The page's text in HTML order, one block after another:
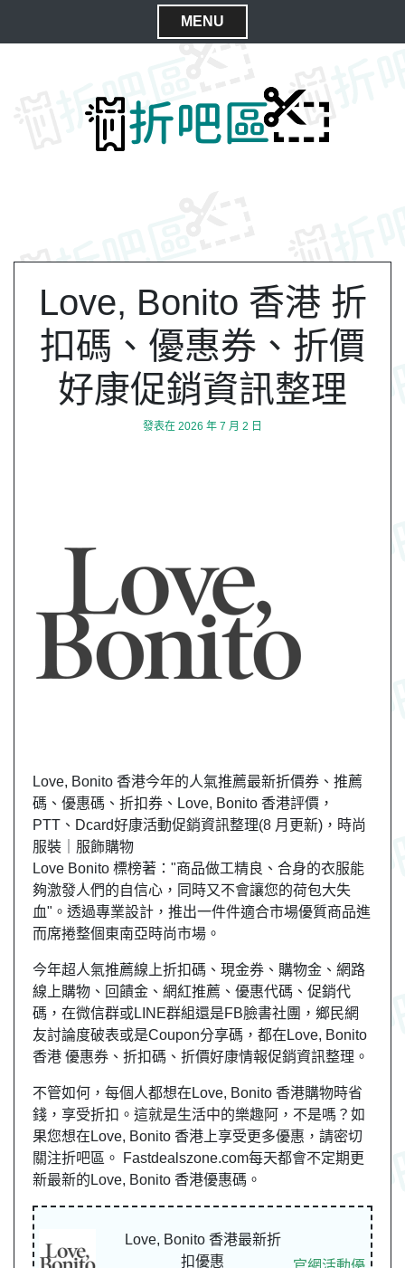
MENU
C
Love, Bonito 香港 折
扣碼、優惠券、折價
好康促銷資訊整理
發表在 2026 年 7 月 2 日
Love, Bonito 香港今年的人氣推薦最新折價券、推薦
碼、優惠碼、折扣券、Love, Bonito 香港評價，
PTT、Dcard好康活動促銷資訊整理(8 月更新)，時尚
服裝｜服飾購物
Love Bonito 標榜著："商品做工精良、合身的衣服能
夠激發人們的自信心，同時又不會讓您的荷包大失
血"。透過專業設計，推出一件件適合市場優質商品進
而席捲整個東南亞時尚市場。
今年超人氣推薦線上折扣碼、現金券、購物金、網路
線上購物、回饋金、網紅推薦、優惠代碼、促銷代
碼，在微信群或LINE群組還是FB臉書社團，鄉民網
友討論度破表或是Coupon分享碼，都在Love, Bonito
香港 優惠券、折扣碼、折價好康情報促銷資訊整理。
不管如何，每個人都想在Love, Bonito 香港購物時省
錢，享受折扣。這就是生活中的樂趣阿，不是嗎？如
果您想在Love, Bonito 香港上享受更多優惠，請密切
關注折吧區。 Fastdealszone.com每天都會不定期更
新最新的Love, Bonito 香港優惠碼。
Love, Bonito 香港最新折
扣優惠